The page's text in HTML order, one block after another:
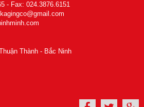
Fax: 024.3876.6151
Thành - Bắc Ninh